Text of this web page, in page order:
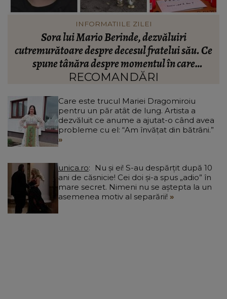
HOROSCOP
Ce tip de machiaj te avantajează în funcție de
zodie. Îți evidențiază cel mai bine personalitatea
RECOMANDĂRI
Care este trucul Mariei Dragomiroiu
pentru un păr atât de lung. Artista a
dezvăluit ce anume a ajutat-o când avea
probleme cu el: “Am învățat din bătrâni.”
unica.ro
ani de căsnicie! Cei doi și-a spus „adio” în
mare secret. Nimeni nu se aștepta la un
asemenea motiv al separării!